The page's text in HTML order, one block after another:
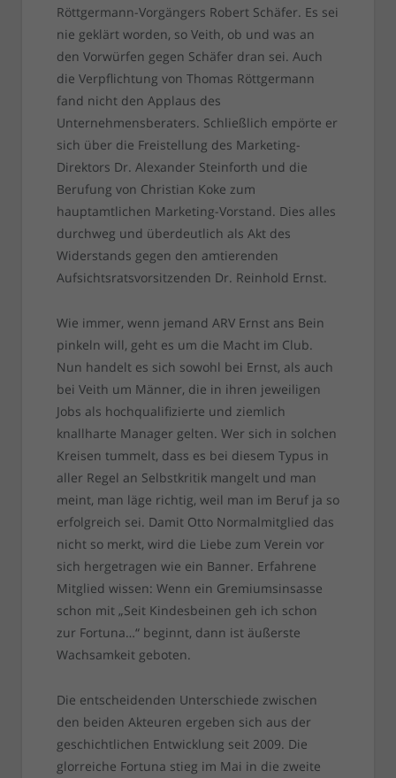
Röttgermann-Vorgängers Robert Schäfer. Es sei
nie geklärt worden, so Veith, ob und was an
den Vorwürfen gegen Schäfer dran sei. Auch
die Verpflichtung von Thomas Röttgermann
fand nicht den Applaus des
Unternehmensberaters. Schließlich empörte er
sich über die Freistellung des Marketing-
Direktors Dr. Alexander Steinforth und die
Berufung von Christian Koke zum
hauptamtlichen Marketing-Vorstand. Dies alles
durchweg und überdeutlich als Akt des
Widerstands gegen den amtierenden
Aufsichtsratsvorsitzenden Dr. Reinhold Ernst.
Wie immer, wenn jemand ARV Ernst ans Bein
pinkeln will, geht es um die Macht im Club.
Nun handelt es sich sowohl bei Ernst, als auch
bei Veith um Männer, die in ihren jeweiligen
Jobs als hochqualifizierte und ziemlich
knallharte Manager gelten. Wer sich in solchen
Kreisen tummelt, dass es bei diesem Typus in
aller Regel an Selbstkritik mangelt und man
meint, man läge richtig, weil man im Beruf ja so
erfolgreich sei. Damit Otto Normalmitglied das
nicht so merkt, wird die Liebe zum Verein vor
sich hergetragen wie ein Banner. Erfahrene
Mitglied wissen: Wenn ein Gremiumsinsasse
schon mit „Seit Kindesbeinen geh ich schon
zur Fortuna…“ beginnt, dann ist äußerste
Wachsamkeit geboten.
Die entscheidenden Unterschiede zwischen
den beiden Akteuren ergeben sich aus der
geschichtlichen Entwicklung seit 2009. Die
glorreiche Fortuna stieg im Mai in die zweite